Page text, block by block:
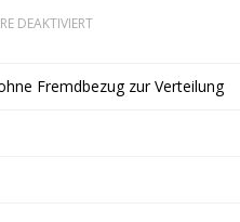
DEAKTIVIERTFÜR
GMBH
Fremdbezug zur Verteilung